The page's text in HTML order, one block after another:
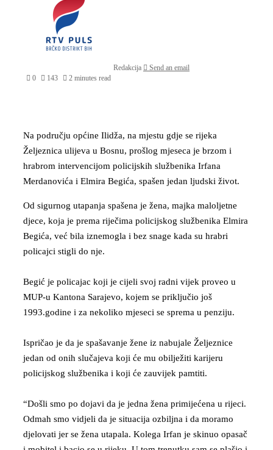
Redakcija Send an email
0 143 2 minutes read
Na području općine Ilidža, na mjestu gdje se rijeka
Željeznica ulijeva u Bosnu, prošlog mjeseca je brzom i
hrabrom intervencijom policijskih službenika Irfana
Merdanovića i Elmira Begića, spašen jedan ljudski život.
Od sigurnog utapanja spašena je žena, majka maloljetne
djece, koja je prema riječima policijskog službenika Elmira
Begića, već bila iznemogla i bez snage kada su hrabri
policajci stigli do nje.
Begić je policajac koji je cijeli svoj radni vijek proveo u
MUP-u Kantona Sarajevo, kojem se priključio još
1993.godine i za nekoliko mjeseci se sprema u penziju.
Ispričao je da je spašavanje žene iz nabujale Željeznice
jedan od onih slučajeva koji će mu obilježiti karijeru
policijskog službenika i koji će zauvijek pamtiti.
“Došli smo po dojavi da je jedna žena primijećena u rijeci.
Odmah smo vidjeli da je situacija ozbiljna i da moramo
djelovati jer se žena utapala. Kolega Irfan je skinuo opasač